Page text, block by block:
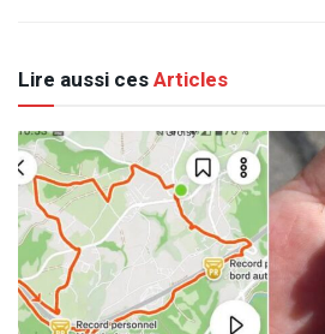
Lire aussi cesArticles